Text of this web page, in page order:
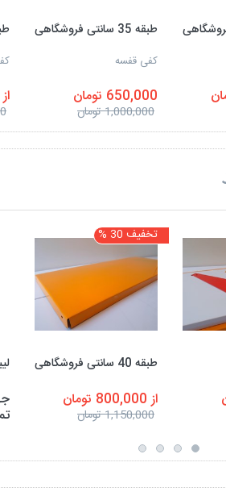
طبقه 35 سانتی فروشگاهی
کفی قفسه
650,000 تومان
1,000,000 تومان
طبقه
از 800,000 تومان
تخفیف 30 %
طبقه 40 سانتی فروشگاهی
از 800,000 تومان
1,150,000 تومان